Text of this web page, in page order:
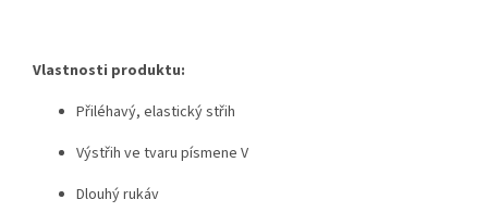
Vlastnosti produktu:
Přiléhavý, elastický střih
Výstřih ve tvaru písmene V
Dlouhý rukáv